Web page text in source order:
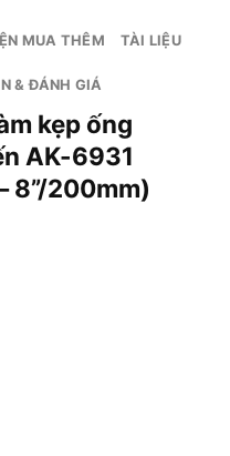
MUA THÊM TÀI LIỆU
& ĐÁNH GIÁ
kẹp ống
AK-6931
8”/200mm)